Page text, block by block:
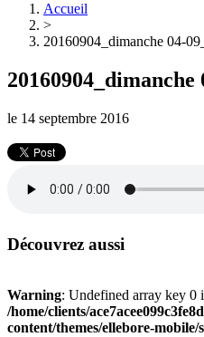
Accueil
>
20160904_dimanche 04-
20160904_dimanche
le 14 septembre 2016
Découvrez aussi
Warning: Undefined array key 0
/home/clients/
content/themes/ellebore-mobile/